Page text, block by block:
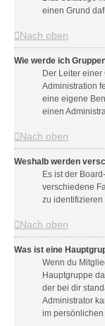
einen Grund
Nach oben
Wie werde ich
Der Leiter
Administration
eine eigene
einen
Nach oben
Weshalb werden
Es ist der
verschiedene
zu identifizieren
Nach oben
Was ist eine
Wenn du
Hauptgruppe
der bei dir
Administrator
im